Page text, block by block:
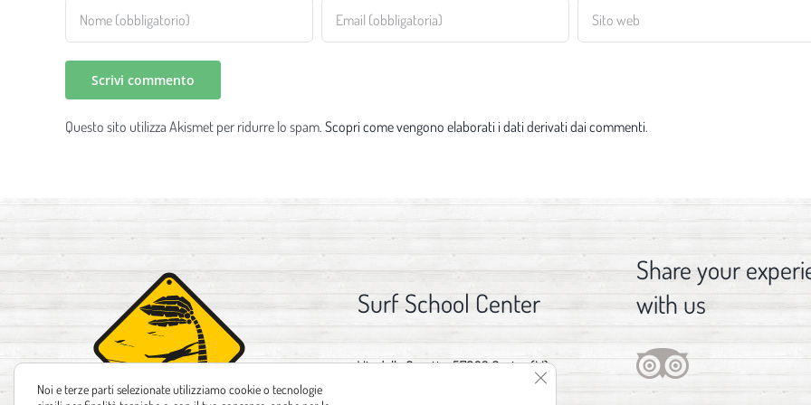
Questo sito utilizza Akismet per ridurre lo spam. Scopri come vengono elaborati i dati derivati dai commenti.
Surf School Center
Via delle Gorette, 57023 Cecina (LI)
Share your
with us
Noi e terze parti selezionate utilizziamo cookie o tecnologie
Close GDPR Cookie Banner